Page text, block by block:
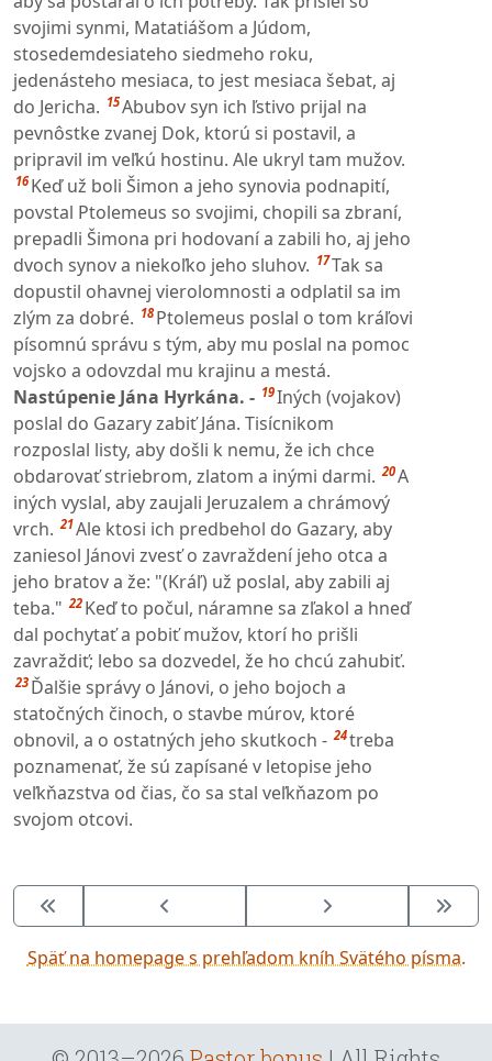
svojimi synmi, Matatiášom a Júdom,
stosedemdesiateho siedmeho roku,
jedenásteho mesiaca, to jest mesiaca šebat, aj
do Jericha. 15Abubov syn ich ľstivo prijal na
pevnôstke zvanej Dok, ktorú si postavil, a
pripravil im veľkú hostinu. Ale ukryl tam mužov.
16 Keď už boli Šimon a jeho synovia podnapití,
povstal Ptolemeus so svojimi, chopili sa zbraní,
prepadli Šimona pri hodovaní a zabili ho, aj jeho
dvoch synov a niekoľko jeho sluhov. 17Tak sa
dopustil ohavnej vierolomnosti a odplatil sa im
zlým za dobré. 18 Ptolemeus poslal o tom kráľovi
písomnú správu s tým, aby mu poslal na pomoc
vojsko a odovzdal mu krajinu a mestá.
Nastúpenie Jána Hyrkána. - 19Iných (vojakov)
poslal do Gazary zabiť Jána. Tisícnikom
rozposlal listy, aby došli k nemu, že ich chce
obdarovať striebrom, zlatom a inými darmi. 20A
iných vyslal, aby zaujali Jeruzalem a chrámový
vrch. 21Ale ktosi ich predbehol do Gazary, aby
zaniesol Jánovi zvesť o zavraždení jeho otca a
jeho bratov a že: "(Kráľ) už poslal, aby zabili aj
teba." 22 Keď to počul, náramne sa zľakol a hneď
dal pochytať a pobiť mužov, ktorí ho prišli
zavraždiť; lebo sa dozvedel, že ho chcú zahubiť.
23 Ďalšie správy o Jánovi, o jeho bojoch a
statočných činoch, o stavbe múrov, ktoré
obnovil, a o ostatných jeho skutkoch - 24treba
poznamenať, že sú zapísané v letopise jeho
veľkňazstva od čias, čo sa stal veľkňazom po
svojom otcovi.
Späť na homepage s prehľadom kníh Svätého písma.